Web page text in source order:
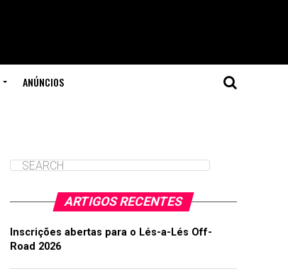
ANÚNCIOS
ARTIGOS RECENTES
Inscrições abertas para o Lés-a-Lés Off-
Road 2026